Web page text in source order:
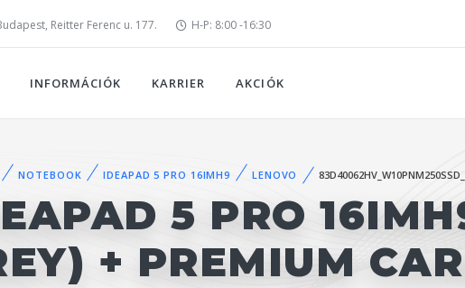
Reitter Ferenc u. 177. H-P: 8:00 -16:30
INFORMÁCIÓK KARRIER AKCIÓK
NOTEBOOK IDEAPAD 5 PRO 16IMH9 LENOVO
5 PRO
+ PREMIUM